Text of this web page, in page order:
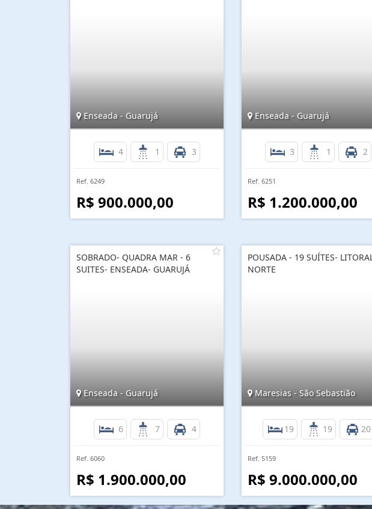
Enseada - Guarujá
4 1 3
Ref. 6249
R$ 900.000,00
Enseada - Guarujá
3 1 2
Ref. 6251
R$ 1.200.000,00
SOBRADO- QUADRA MAR - 6
SUITES- ENSEADA- GUARUJÁ
Enseada - Guarujá
6 7 4
Ref. 6060
R$ 1.900.000,00
POUSADA - 19 SUÍTES-
NORTE
Maresias - São Sebastião
19 19 20
Ref. 5159
R$ 9.000.000,00